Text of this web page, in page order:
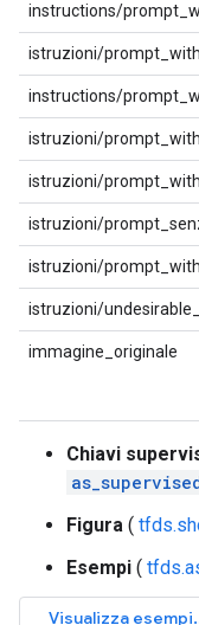
instructions/
istruzioni/
instructions/
istruzioni/
istruzioni/
istruzioni/
istruzioni/
istruzioni/
immagine_originale
Chiavi
Figura (
Esempi (